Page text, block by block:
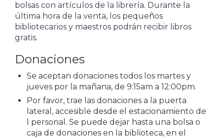
bolsas con artículos de la librería. Durante la
última hora de la venta, los pequeños
bibliotecarios y maestros podrán recibir libros
gratis.
Donaciones
Se aceptan donaciones todos los martes y
jueves por la mañana, de 9:15am a 12:00pm.
Por favor, trae las donaciones a la puerta
lateral, accesible desde el estacionamiento de
l personal. Se puede dejar hasta una bolsa o
caja de donaciones en la biblioteca, en el